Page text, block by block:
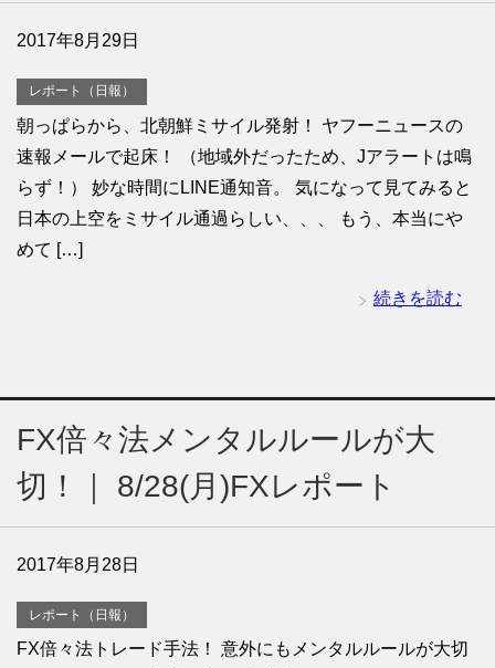
2017年8月29日
レポート（日報）
朝っぱらから、北朝鮮ミサイル発射！ ヤフーニュースの
速報メールで起床！ （地域外だったため、Jアラートは鳴
らず！） 妙な時間にLINE通知音。 気になって見てみると
日本の上空をミサイル通過らしい、、、 もう、本当にや
めて […]
続きを読む
FX倍々法メンタルルールが大
切！｜ 8/28(月)FXレポート
2017年8月28日
レポート（日報）
FX倍々法トレード手法！ 意外にもメンタルルールが大切